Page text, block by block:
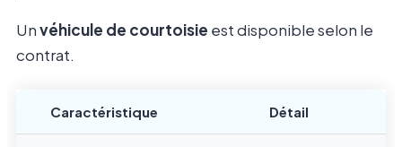
Unvéhicule de courtoisie est disponible selon le
contrat.
Caractéristique Détail